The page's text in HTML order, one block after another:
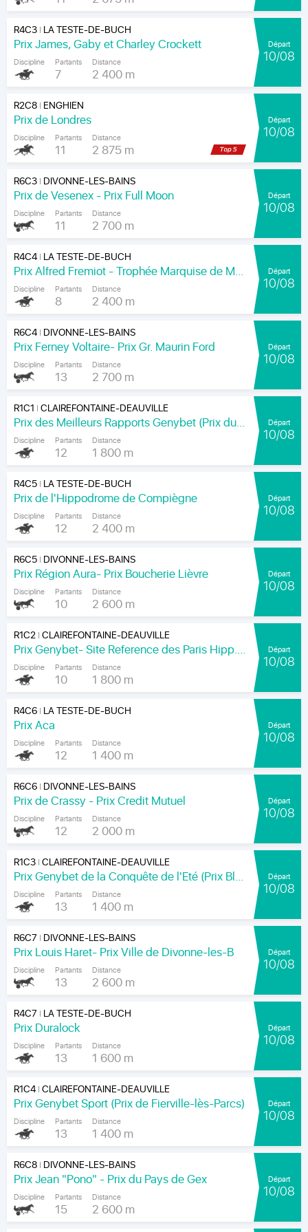
R4C3| LA TESTE-DE-BUCH
Prix James, Gaby et Charley Crockett
Discipline Partants
7
Distance
2 400 m
Départ
10/08
R2C8| ENGHIEN
Prix de Londres
Discipline Partants
11
Distance
2 875 m
Départ
10/08
R6C3| DIVONNE-LES-BAINS
Prix de Vesenex - Prix Full Moon
Discipline Partants
11
Distance
2 700 m
Départ
10/08
R4C4| LA TESTE-DE-BUCH
Prix Alfred Fremiot - Trophée Marquise de Moratalla
Discipline Partants
8
Distance
2 400 m
Départ
10/08
R6C4| DIVONNE-LES-BAINS
Prix Ferney Voltaire- Prix Gr. Maurin Ford
Discipline Partants
13
Distance
2 700 m
Départ
10/08
R1C1 |CLAIREFONTAINE-DEAUVILLE
Prix des Meilleurs Rapports Genybet (Prix du Haut-Bois)
Discipline Partants
12
Distance
1 800 m
Départ
10/08
R4C5| LA TESTE-DE-BUCH
Prix de l'Hippodrome de Compiègne
Discipline Partants
12
Distance
2 400 m
Départ
10/08
R6C5| DIVONNE-LES-BAINS
Prix Région Aura- Prix Boucherie Lièvre
Discipline Partants
10
Distance
2 600 m
Départ
10/08
R1C2|CLAIREFONTAINE-DEAUVILLE
Prix Genybet- Site Reference des Paris Hipp.(px du Domaine du H. Bois)
Discipline Partants
10
Distance
1 800 m
Départ
10/08
R4C6| LA TESTE-DE-BUCH
Prix Aca
Discipline Partants
12
Distance
1 400 m
Départ
10/08
R6C6| DIVONNE-LES-BAINS
Prix de Crassy - Prix Credit Mutuel
Discipline Partants
12
Distance
2 000 m
Départ
10/08
R1C3|CLAIREFONTAINE-DEAUVILLE
Prix Genybet de la Conquête de l'Eté (Prix Blangy-le-Château)
Discipline Partants
13
Distance
1 400 m
Départ
10/08
R6C7 | DIVONNE-LES-BAINS
Prix Louis Haret- Prix Ville de Divonne-les-B
Discipline Partants
13
Distance
2 600 m
Départ
10/08
R4C7 | LA TESTE-DE-BUCH
Prix Duralock
Discipline Partants
13
Distance
1 600 m
Départ
10/08
R1C4|CLAIREFONTAINE-DEAUVILLE
Prix Genybet Sport (Prix de Fierville-lès-Parcs)
Discipline Partants
13
Distance
1 400 m
Départ
10/08
R6C8| DIVONNE-LES-BAINS
Prix Jean "Pono" - Prix du Pays de Gex
Discipline Partants
15
Distance
2 600 m
Départ
10/08